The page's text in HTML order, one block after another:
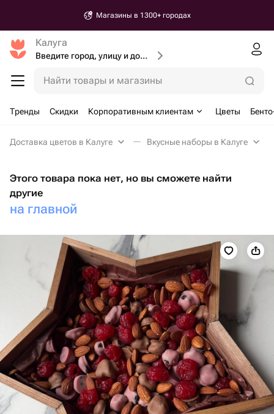
Магазины в 1300+ городах
Калуга
Введите город, улицу и дом доставки
Найти товары и магазины
Тренды Скидки Корпоративным клиентам Цветы
Доставка цветов в Калуге Вкусные наборы в Калуге
Этого товара пока нет, но вы сможете найти
другие
на главной